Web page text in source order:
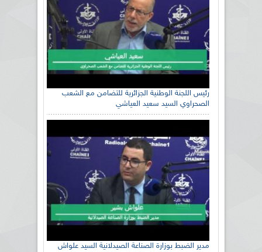
رئيس اللجنة الوطنية الجزائرية للتضامن مع الشعب
الصحراوي السيد سعيد العياشي
مدير الضبط بوزارة الصناعة الصيدلانية السيد علواش